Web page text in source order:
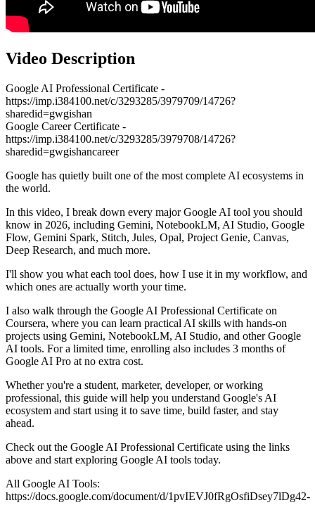
Video Description
Google AI Professional Certificate -
https://imp.i384100.net/c/3293285/3979709/14726?
sharedid=gwgishan
Google Career Certificate -
https://imp.i384100.net/c/3293285/3979708/14726?
sharedid=gwgishancareer
Google has quietly built one of the most complete AI ecosystems in
the world.
In this video, I break down every major Google AI tool you should
know in 2026, including Gemini, NotebookLM, AI Studio, Google
Flow, Gemini Spark, Stitch, Jules, Opal, Project Genie, Canvas,
Deep Research, and much more.
I'll show you what each tool does, how I use it in my workflow, and
which ones are actually worth your time.
I also walk through the Google AI Professional Certificate on
Coursera, where you can learn practical AI skills with hands-on
projects using Gemini, NotebookLM, AI Studio, and other Google
AI tools. For a limited time, enrolling also includes 3 months of
Google AI Pro at no extra cost.
Whether you're a student, marketer, developer, or working
professional, this guide will help you understand Google's AI
ecosystem and start using it to save time, build faster, and stay
ahead.
Check out the Google AI Professional Certificate using the links
above and start exploring Google AI tools today.
All Google AI Tools:
https://docs.google.com/document/d/1pvIEVJ0fRgOsfiDsey7lDg42-